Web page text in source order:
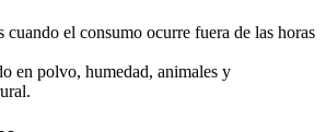
cuando el consumo ocurre fuera de las horas
en polvo, humedad, animales y